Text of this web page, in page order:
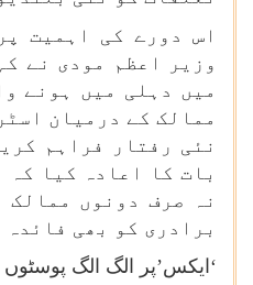
اس دورے کی اہمیت
وزیر اعظم مودی نے
میں دہلی میں ہونے
ممالک کے درمیان
نئی رفتار فراہم
بات کا اعادہ کیا
نہ صرف دونوں
برادری کو بھی فائدہ
‘ایکس’پر الگ الگ